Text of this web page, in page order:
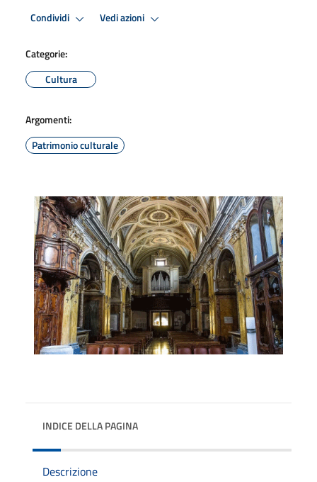
Condividi Vedi azioni
Categorie:
Cultura
Argomenti:
Patrimonio culturale
INDICE DELLA PAGINA
Descrizione